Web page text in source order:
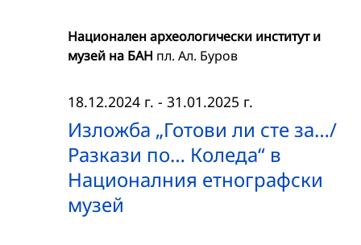
Национален археологически институт и
музей на БАН пл. Ал. Буров
Изложба „Готови ли сте за…/
Разкази по… Коледа“ в
Националния етнографски
музей
18.12.2024 г. - 31.01.2025 г.